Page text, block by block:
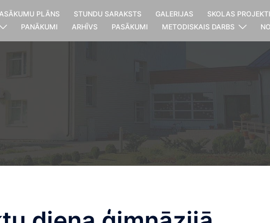
PLĀNS STUNDU SARAKSTS GALERIJAS SKOLAS PROJEKTI
PANĀKUMI ARHĪVS PASĀKUMI METODISKAIS DARBS